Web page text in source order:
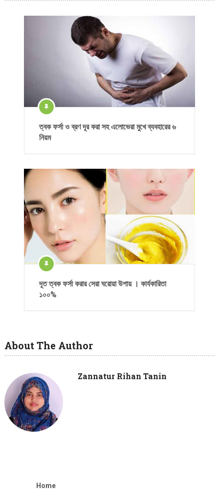
ত্বক ফর্সা ও ব্রণ দূর করা সহ এলোভেরা মুখে ব্যবহারের ৬
নিয়ম
দূত ত্বক ফর্সা করার সেরা ঘরোয়া উপায় । কার্যকারিতা
১০০%
About The Author
Zannatur Rihan Tanin
Home